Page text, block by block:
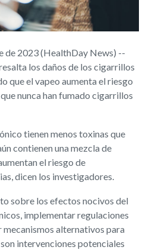
de 2023 (HealthDay News) --
los daños de los cigarrillos
que el vapeo aumenta el riesgo
nunca han fumado cigarrillos
tienen menos toxinas que
contienen una mezcla de
el riesgo de
dicen los investigadores.
sobre los efectos nocivos del
implementar regulaciones
alternativos para
intervenciones potenciales